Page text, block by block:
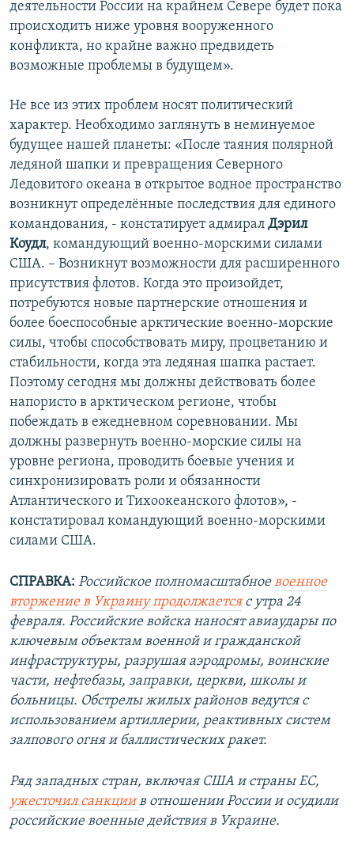
деятельности России на крайнем Севере будет пока
происходить ниже уровня вооруженного
конфликта, но крайне важно предвидеть
возможные проблемы в будущем».
Не все из этих проблем носят политический
характер. Необходимо заглянуть в неминуемое
будущее нашей планеты: «После таяния полярной
ледяной шапки и превращения Северного
Ледовитого океана в открытое водное пространство
возникнут определённые последствия для единого
командования, - констатирует адмирал Дэрил
Коудл, командующий военно-морскими силами
США. – Возникнут возможности для расширенного
присутствия флотов. Когда это произойдет,
потребуются новые партнерские отношения и
более боеспособные арктические военно-морские
силы, чтобы способствовать миру, процветанию и
стабильности, когда эта ледяная шапка растает.
Поэтому сегодня мы должны действовать более
напористо в арктическом регионе, чтобы
побеждать в ежедневном соревновании. Мы
должны развернуть военно-морские силы на
уровне региона, проводить боевые учения и
синхронизировать роли и обязанности
Атлантического и Тихоокеанского флотов», -
констатировал командующий военно-морскими
силами США.
СПРАВКА: Российское полномасштабноевоенное
вторжение в Украину продолжаетсяс утра 24
февраля. Российские войска наносят авиаудары по
ключевым объектам военной и гражданской
инфраструктуры, разрушая аэродромы, воинские
части, нефтебазы, заправки, церкви, школы и
больницы. Обстрелы жилых районов ведутся с
использованием артиллерии, реактивных систем
залпового огня и баллистических ракет.
Ряд западных стран, включая США и страны ЕС,
ужесточил санкциив отношении России и осудили
российские военные действия в Украине.